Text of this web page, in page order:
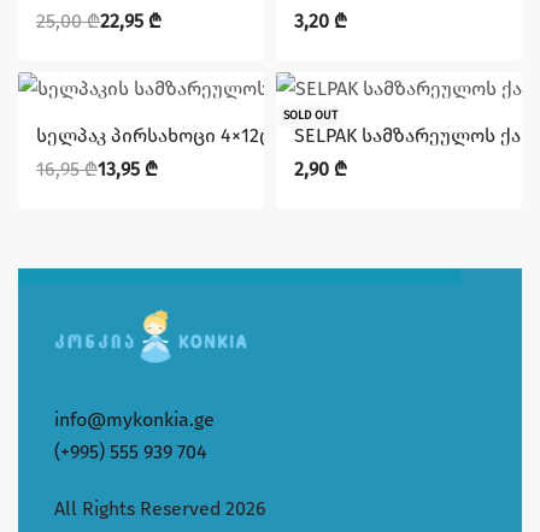
25,00₾22,95 ₾
3,20 ₾
სელპაკ პირსახოცი 4×12ც 3 ფენა
16,95₾13,95 ₾
SOLD OUT
SELPAK სამზარეულოს
2,90 ₾
info@mykonkia.ge
(+995) 555 939 704
All Rights Reserved 2026